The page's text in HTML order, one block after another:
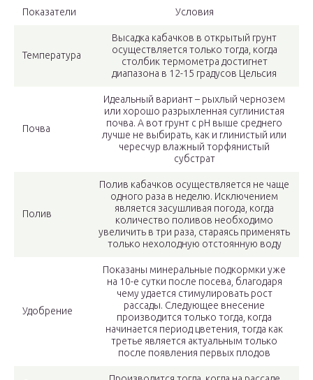
Показатели Условия
Температура
Высадка кабачков в открытый грунт
осуществляется только тогда, когда
столбик термометра достигнет
диапазона в 12-15 градусов Цельсия
Почва
Идеальный вариант – рыхлый чернозем
или хорошо разрыхленная суглинистая
почва. А вот грунт с pH выше среднего
лучше не выбирать, как и глинистый или
чересчур влажный торфянистый
субстрат
Полив
Полив кабачков осуществляется не чаще
одного раза в неделю. Исключением
является засушливая погода, когда
количество поливов необходимо
увеличить в три раза, стараясь применять
только нехолодную отстоянную воду
Удобрение
Показаны минеральные подкормки уже
на 10-е сутки после посева, благодаря
чему удается стимулировать рост
рассады. Следующее внесение
производится только тогда, когда
начинается период цветения, тогда как
третье является актуальным только
после появления первых плодов